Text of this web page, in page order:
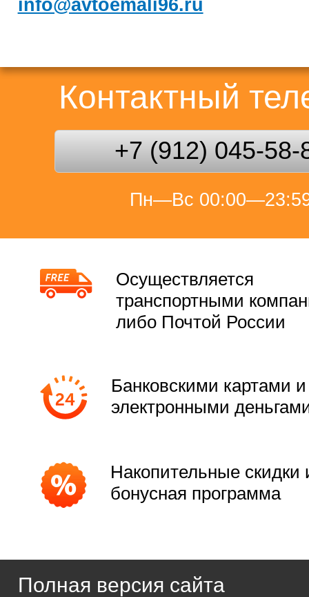
info@avtoemali96.ru
Контактный
+7 (912) 045-58-
Пн—Вс
Осуществляется
транспортными
либо Почтой России
Банковскими картами и
электронными
Накопительные скидки
бонусная программа
Полная версия сайта